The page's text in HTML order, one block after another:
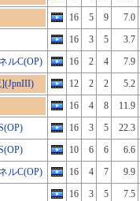
16 5 9
7.0
16 3 5
3.7
ルC(OP) 16 2 4
7.9
12 2 2
5.2
16 4 8
11.9
16 3 5
22.3
10 6 6
6.6
ルC(OP) 16 4 7
9.9
16 3 5
7.5